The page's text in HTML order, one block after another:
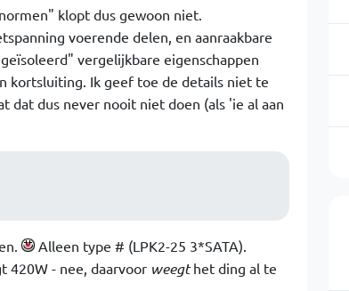
klopt dus gewoon niet.
voerende delen, en aanraakbare
vergelijkbare eigenschappen
kortsluiting. Ik geef toe de details niet te
dat dus never nooit niet doen (als 'ie al aan
Alleen type # (LPK2-25 3*SATA).
420W - nee, daarvoor weegthet ding al te